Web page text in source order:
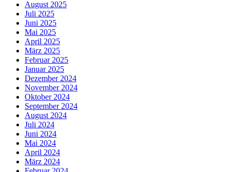
August 2025
Juli 2025
Juni 2025
Mai 2025
April 2025
März 2025
Februar 2025
Januar 2025
Dezember 2024
November 2024
Oktober 2024
September 2024
August 2024
Juli 2024
Juni 2024
Mai 2024
April 2024
März 2024